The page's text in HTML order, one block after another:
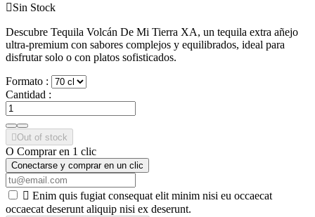
Sin Stock
Descubre Tequila Volcán De Mi Tierra XA, un tequila extra añejo
ultra-premium con sabores complejos y equilibrados, ideal para
disfrutar solo o con platos sofisticados.
Formato :
Cantidad :
Out of stock
O Comprar en 1 clic
Conectarse y comprar en un clic
 Enim quis fugiat consequat elit minim nisi eu occaecat
occaecat deserunt aliquip nisi ex deserunt.